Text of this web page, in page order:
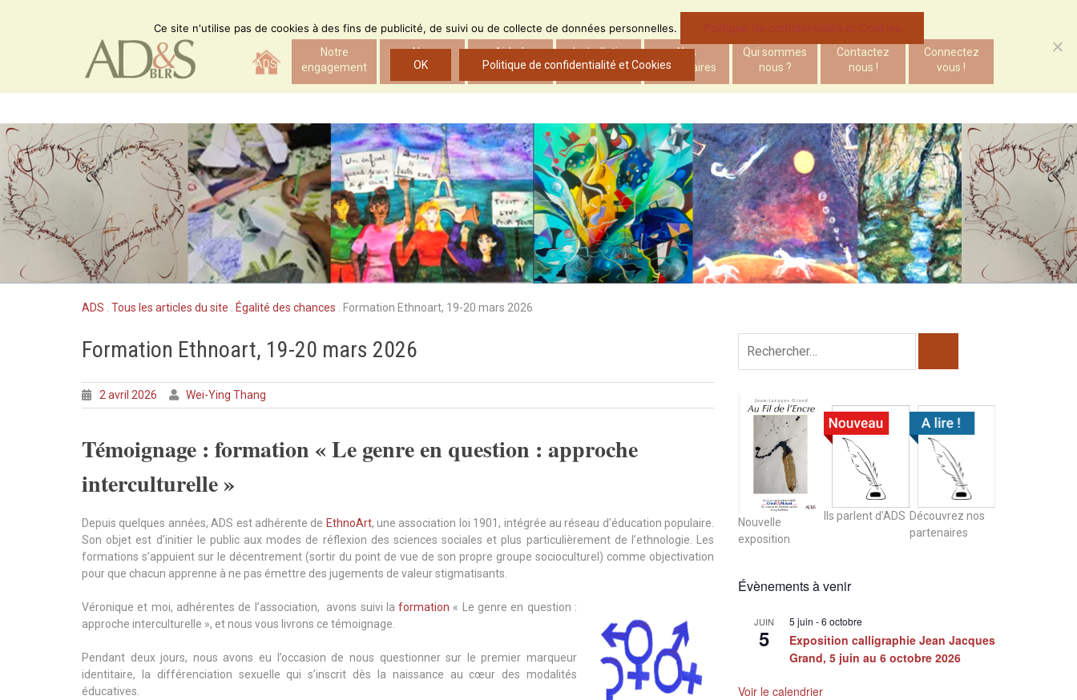
ADS
Notre
engagement
Nos
actions
Aide à
l’insertion
Le bulletin
d’ADS
Nos
partenaires
Qui sommes
nous ?
Contactez
nous !
Connectez
vous !
ADS Tous les articles du site Égalité des chances Formation Ethnoart, 19-20 mars 2026
Formation Ethnoart, 19-20 mars 2026
2 avril 2026 Wei-Ying Thang
Témoignage : formation « Le genre en question : approche
interculturelle »
Depuis quelques années, ADS est adhérente de EthnoArt, une association loi 1901, intégrée au réseau d’éducation populaire.
Son objet est d’initier le public aux modes de réflexion des sciences sociales et plus particulièrement de l’ethnologie. Les
formations s’appuient sur le décentrement (sortir du point de vue de son propre groupe socioculturel) comme objectivation
pour que chacun apprenne à ne pas émettre des jugements de valeur stigmatisants.
Véronique et moi, adhérentes de l’association, avons suivi laformation « Le genre en question :
approche interculturelle », et nous vous livrons ce témoignage.
Pendant deux jours, nous avons eu l’occasion de nous questionner sur le premier marqueur
identitaire, la différenciation sexuelle qui s’inscrit dès la naissance au cœur des modalités
éducatives.
Nouvelle
exposition
Ils parlent d'ADS Découvrez nos
partenaires
Évènements à venir
JUIN
5
5 juin -6 octobre
Exposition calligraphie Jean Jacques
Grand, 5 juin au 6 octobre 2026
Voir le calendrier
Ce site n'utilise pas de cookies à des fins de publicité, de suivi ou de collecte de données personnelles. Politique de confidentialité et Cookies
OK Politique de confidentialité et Cookies